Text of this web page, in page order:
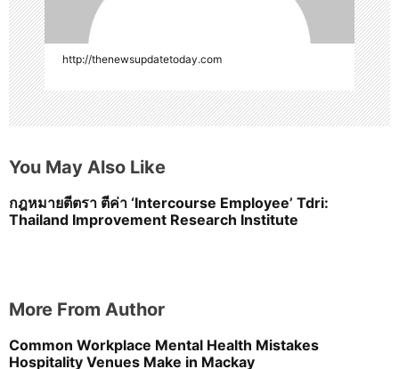
http://thenewsupdatetoday.com
You May Also Like
กฎหมายตีตรา ตีค่า ‘Intercourse Employee’ Tdri:
Thailand Improvement Research Institute
More From Author
Common Workplace Mental Health Mistakes
Hospitality Venues Make in Mackay